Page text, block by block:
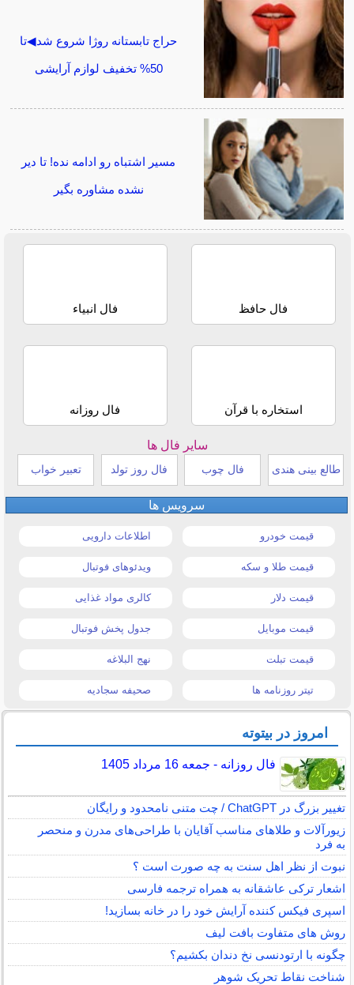
حراج تابستانه روژا شروع شد◀تا
50% تخفیف لوازم آرایشی
مسیر اشتباه رو ادامه نده! تا دیر
نشده مشاوره بگیر
فال حافظ فال انبیاء
استخاره با قرآن فال روزانه
سایر فال ها
طالع بینی هندی فال چوب فال روز تولد تعبیر خواب
سرویس ها
قیمت خودرو اطلاعات دارویی
قیمت طلا و سکه ویدئوهای فوتبال
قیمت دلار کالری مواد غذایی
قیمت موبایل جدول پخش فوتبال
قیمت تبلت نهج البلاغه
تیتر روزنامه ها صحیفه سجادیه
امروز در بیتوته
فال روزانه - جمعه 16 مرداد 1405
تغییر بزرگ در ChatGPT / چت متنی نامحدود و رایگان
زیورآلات و طلاهای مناسب آقایان با طراحی‌های مدرن و منحصر
به فرد
نبوت از نظر اهل سنت به چه صورت است ؟
اشعار ترکی عاشقانه به همراه ترجمه فارسی
اسپری فیکس کننده آرایش خود را در خانه بسازید!
روش های متفاوت بافت لیف
چگونه با ارتودنسی نخ دندان بکشیم؟
شناخت نقاط تحریک شوهر